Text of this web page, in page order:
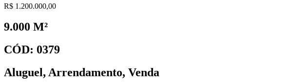
R$ 1.200.000,00
9.000 M²
CÓD: 0379
Aluguel, Arrendamento, Venda